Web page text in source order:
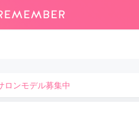
ロンモデル募集中